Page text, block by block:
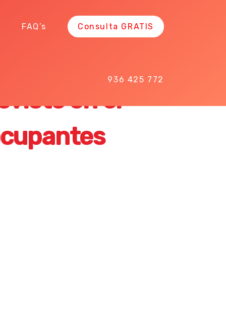
FAQ’s Consulta GRATIS
936 425 772
en el